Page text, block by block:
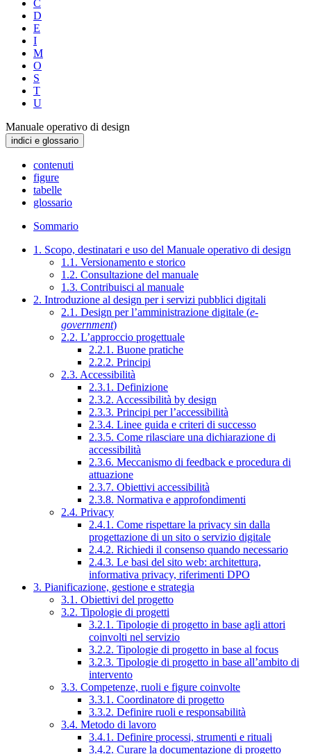
C
D
E
I
M
O
S
T
U
Manuale operativo di design
indici e glossario
contenuti
figure
tabelle
glossario
Sommario
1. Scopo, destinatari e uso del Manuale operativo di design
1.1. Versionamento e storico
1.2. Consultazione del manuale
1.3. Contribuisci al manuale
2. Introduzione al design per i servizi pubblici digitali
2.1. Design per l’amministrazione digitale (e-
government)
2.2. L’approccio progettuale
2.2.1. Buone pratiche
2.2.2. Principi
2.3. Accessibilità
2.3.1. Definizione
2.3.2. Accessibilità by design
2.3.3. Principi per l’accessibilità
2.3.4. Linee guida e criteri di successo
2.3.5. Come rilasciare una dichiarazione di
accessibilità
2.3.6. Meccanismo di feedback e procedura di
attuazione
2.3.7. Obiettivi accessibilità
2.3.8. Normativa e approfondimenti
2.4. Privacy
2.4.1. Come rispettare la privacy sin dalla
progettazione di un sito o servizio digitale
2.4.2. Richiedi il consenso quando necessario
2.4.3. Le basi del sito web: architettura,
informativa privacy, riferimenti DPO
3. Pianificazione, gestione e strategia
3.1. Obiettivi del progetto
3.2. Tipologie di progetti
3.2.1. Tipologie di progetto in base agli attori
coinvolti nel servizio
3.2.2. Tipologie di progetto in base al focus
3.2.3. Tipologie di progetto in base all’ambito di
intervento
3.3. Competenze, ruoli e figure coinvolte
3.3.1. Coordinatore di progetto
3.3.2. Definire ruoli e responsabilità
3.4. Metodo di lavoro
3.4.1. Definire processi, strumenti e rituali
3.4.2. Curare la documentazione di progetto